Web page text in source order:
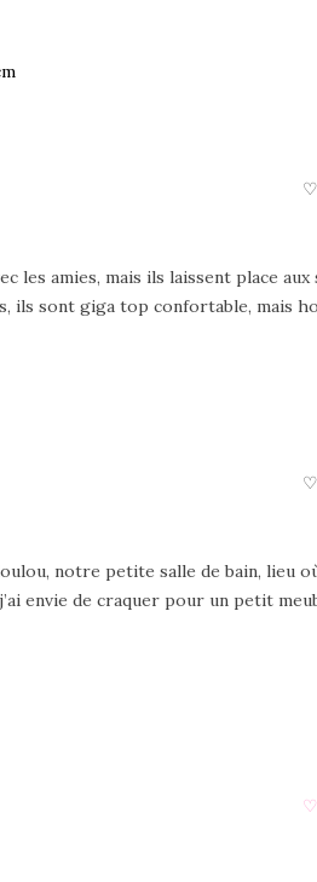
♡
les amies, mais ils laissent place
ils sont giga top confortable, mais
♡
notre petite salle de bain, lieu
envie de craquer pour un petit
♡